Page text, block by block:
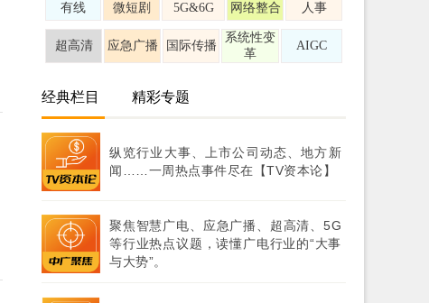
有线 微短剧 5G&6G 网络整合 人事
超高清 应急广播 国际传播
系统性变
革
AIGC
经典栏目 精彩专题
纵览行业大事、上市公司动态、地方新
闻……一周热点事件尽在【TV资本论】
聚焦智慧广电、应急广播、超高清、5G
等行业热点议题，读懂广电行业的“大事
与大势”。